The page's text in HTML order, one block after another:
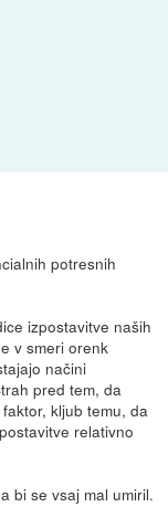
potresnih
izpostavitve naših
v smeri orenk
načini
pred tem, da
kljub temu, da
relativno
bi se vsaj mal umiril.